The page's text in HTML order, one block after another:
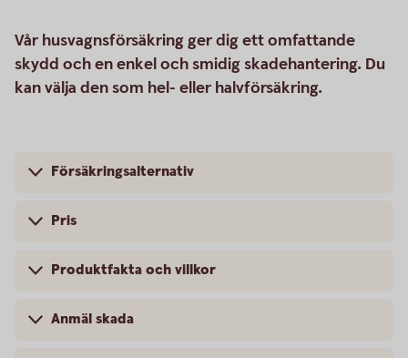
Vår husvagnsförsäkring ger dig ett omfattande
skydd och en enkel och smidig skadehantering. Du
kan välja den som hel- eller halvförsäkring.
Försäkringsalternativ
Pris
Produktfakta och villkor
Anmäl skada